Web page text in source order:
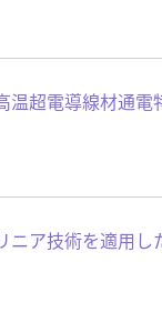
温超電導線材通電
ニア技術を適用